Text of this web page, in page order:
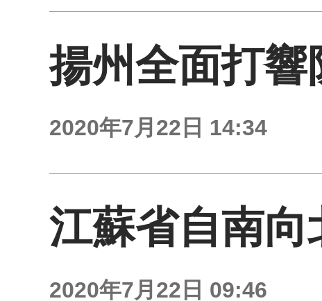
揚州全面打
2020年7月22日 14:34
江蘇省自南向
2020年7月22日 09:46